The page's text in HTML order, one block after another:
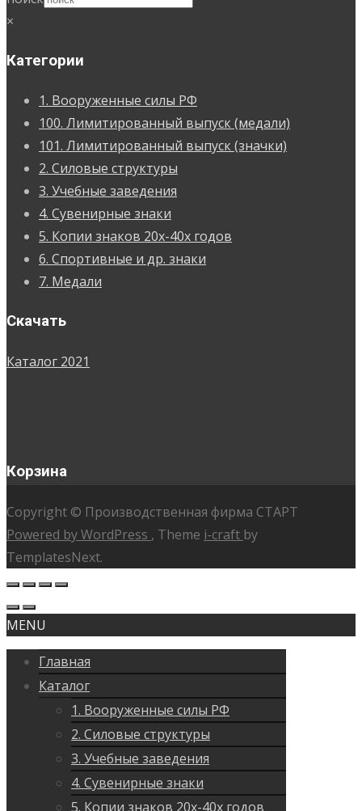
×
Категории
1. Вооруженные силы РФ
100. Лимитированный выпуск (медали)
101. Лимитированный выпуск (значки)
2. Силовые структуры
3. Учебные заведения
4. Сувенирные знаки
5. Копии знаков 20х-40х годов
6. Спортивные и др. знаки
7. Медали
Скачать
Каталог 2021
Корзина
Copyright © Производственная фирма СТАРТ
Powered by WordPress , Theme i-craft by
TemplatesNext.
MENU
Главная
Каталог
1. Вооруженные силы РФ
2. Силовые структуры
3. Учебные заведения
4. Сувенирные знаки
5. Копии знаков 20х-40х годов